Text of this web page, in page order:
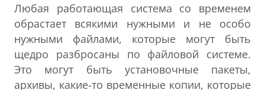
Любая работающая система со временем
обрастает всякими нужными и не особо
нужными файлами, которые могут быть
щедро разбросаны по файловой системе.
Это могут быть установочные пакеты,
архивы, какие-то временные копии, которые